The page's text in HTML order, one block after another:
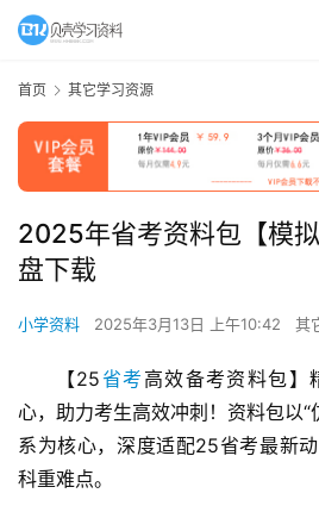
首页 其它学习资源
2025年省考资料包【模
盘下载
小学资料 2025年3月13日 上午10:42 其
【25省考 高效备考资料包】
心，助力考生高效冲刺！资料包以
系为核心，深度适配25省考最新
科重难点。